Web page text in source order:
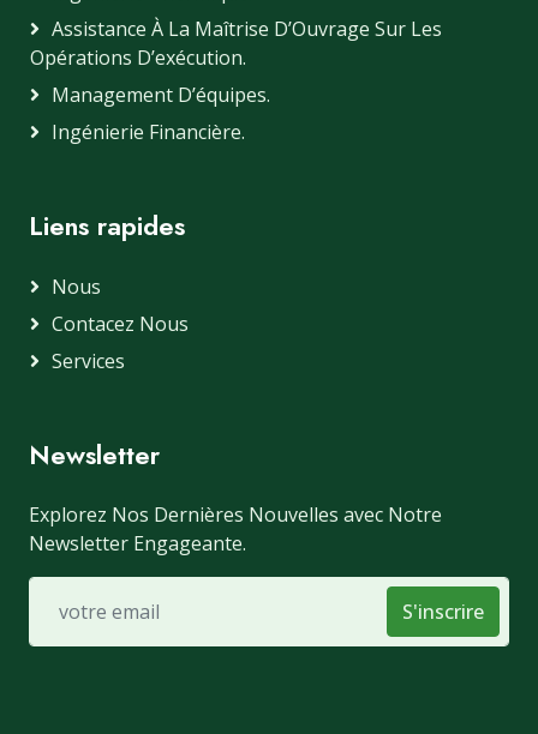
Assistance À La Maîtrise D’Ouvrage Sur Les
Opérations D’exécution.
Management D’équipes.
Ingénierie Financière.
Liens rapides
Nous
Contacez Nous
Services
Newsletter
Explorez Nos Dernières Nouvelles avec Notre
Newsletter Engageante.
S'inscrire